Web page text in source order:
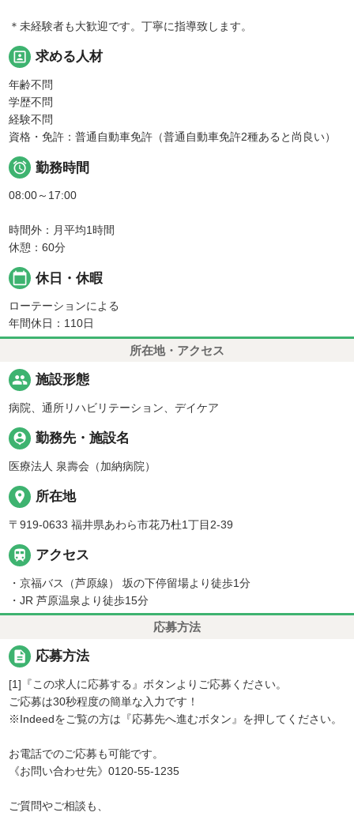
＊未経験者も大歓迎です。丁寧に指導致します。
portrait 求める人材
年齢不問
学歴不問
経験不問
資格・免許：普通自動車免許（普通自動車免許2種あると尚良い）
 勤務時間
08:00～17:00
時間外：月平均1時間
休憩：60分
calendar_today 休日・休暇
ローテーションによる
年間休日：110日
所在地・アクセス
people 施設形態
病院、通所リハビリテーション、デイケア
person_pin 勤務先・施設名
医療法人 泉壽会（加納病院）
place 所在地
〒919-0633 福井県あわら市花乃杜1丁目2-39
 アクセス
・京福バス（芦原線） 坂の下停留場より徒歩1分
・JR 芦原温泉より徒歩15分
応募方法
description 応募方法
[1]『この求人に応募する』ボタンよりご応募ください。
ご応募は30秒程度の簡単な入力です！
※Indeedをご覧の方は『応募先へ進むボタン』を押してください。
お電話でのご応募も可能です。
《お問い合わせ先》0120-55-1235
ご質問やご相談も、